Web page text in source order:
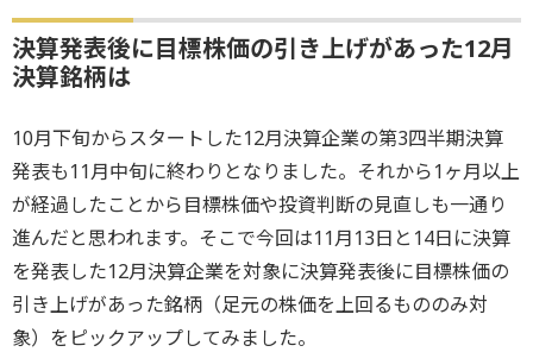
決算発表後に目標株価の引き上げがあった12月
決算銘柄は
10月下旬からスタートした12月決算企業の第3四半期決算
発表も11月中旬に終わりとなりました。それから1ヶ月以上
が経過したことから目標株価や投資判断の見直しも一通り
進んだと思われます。そこで今回は11月13日と14日に決算
を発表した12月決算企業を対象に決算発表後に目標株価の
引き上げがあった銘柄（足元の株価を上回るもののみ対
象）をピックアップしてみました。